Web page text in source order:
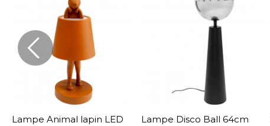
Lampe Animal lapin LED
Lampe Disco Ball 64cm